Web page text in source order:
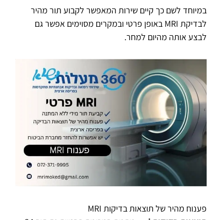
במיוחד לשם כך קיים שירות המאפשר לקבוע תור מהיר
לבדיקת MRI באופן פרטי ובמקרים מסוימים אפשר גם
לבצע אותה מהיום למחר.
פענוח מהיר של תוצאות בדיקות MRI